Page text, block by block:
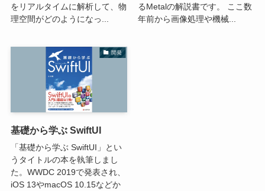
をリアルタイムに解析して、物
理空間がどのようになっ...
るMetalの解説書です。 ここ数
年前から画像処理や機械...
開発
基礎から学ぶ SwiftUI
「基礎から学ぶ SwiftUI」とい
うタイトルの本を執筆しまし
た。WWDC 2019で発表され、
iOS 13やmacOS 10.15などか